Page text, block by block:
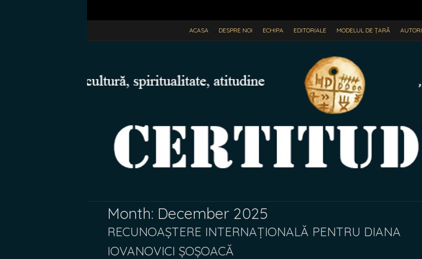
ACASA DESPRE NOI ECHIPA EDITORIALE MODELUL DE ȚARĂ AUTORI
Month: December 2025
RECUNOAȘTERE INTERNAȚIONALĂ PENTRU DIANA
IOVANOVICI ȘOȘOACĂ